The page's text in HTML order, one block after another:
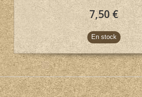
7,50 €
En stock